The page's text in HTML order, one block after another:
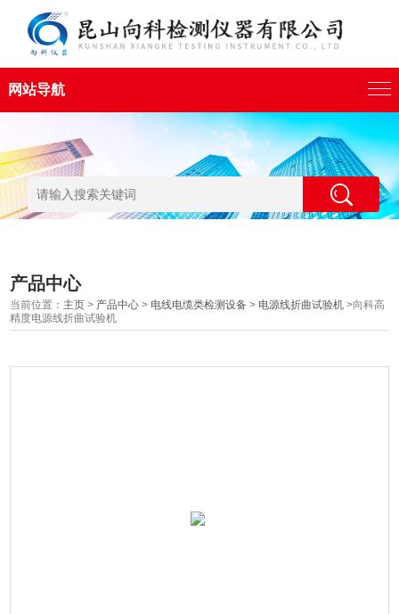
网站导航
产品中心
当前位置： 主页 > 产品中心 > 电线电缆类检测设备 > 电源线折曲试验机 >向科高
精度电源线折曲试验机